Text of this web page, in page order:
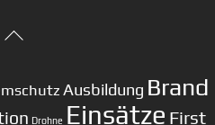
Back
Ausbildung Brand
Drohne Einsätze First